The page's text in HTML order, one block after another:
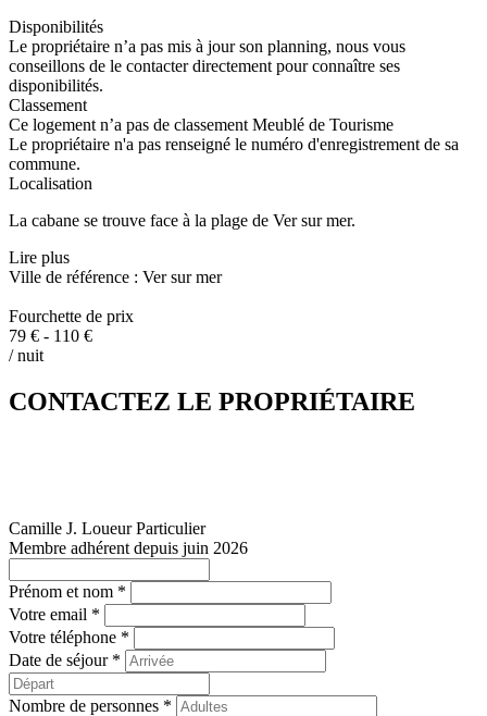
Disponibilités
Le propriétaire n’a pas mis à jour son planning, nous vous
conseillons de le contacter directement pour connaître ses
disponibilités.
Classement
Ce logement n’a pas de classement Meublé de Tourisme
Le propriétaire n'a pas renseigné le numéro d'enregistrement de sa
commune.
Localisation
La cabane se trouve face à la plage de Ver sur mer.
Lire plus
Ville de référence : Ver sur mer
Fourchette de prix
79 € - 110 €
/ nuit
CONTACTEZ LE PROPRIÉTAIRE
Camille J. Loueur Particulier
Membre adhérent depuis juin 2026
Prénom et nom *
Votre email *
Votre téléphone *
Date de séjour *
Nombre de personnes *